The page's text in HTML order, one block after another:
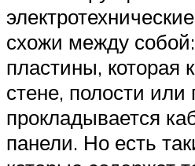
схожи между
пластины, которая
стене, полости или
прокладывается
панели. Но есть